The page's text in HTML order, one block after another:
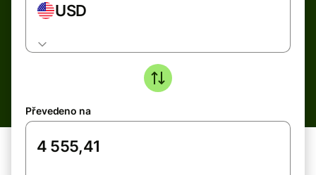
USD
Převedeno na